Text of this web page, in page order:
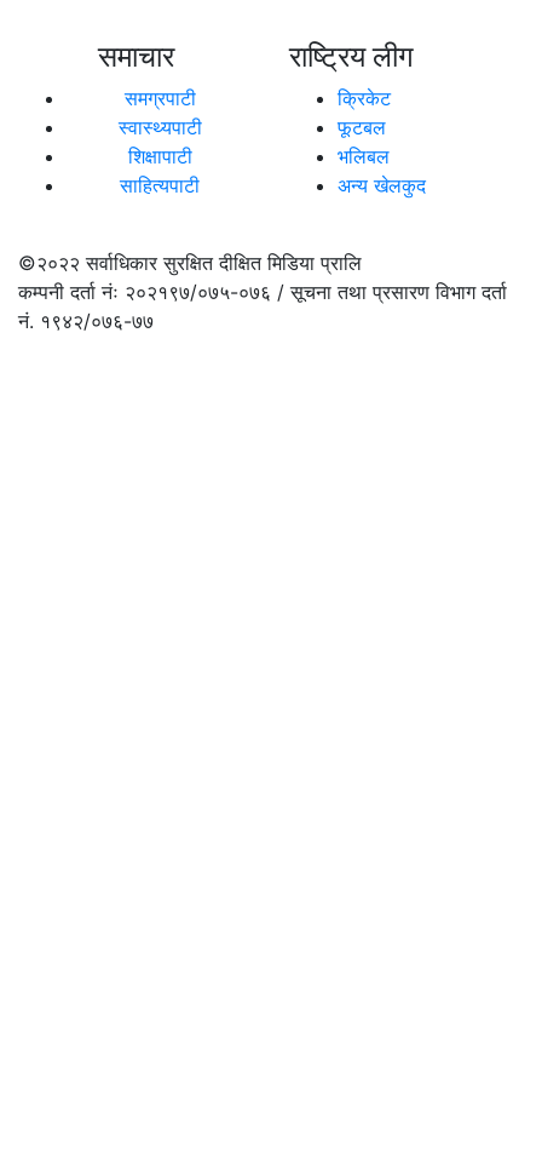
समाचार
समग्रपाटी
स्वास्थ्यपाटी
शिक्षापाटी
साहित्यपाटी
राष्ट्रिय लीग
क्रिकेट
फूटबल
भलिबल
अन्य खेलकुद
©२०२२सर्वाधिकार सुरक्षित दीक्षित मिडिया प्रालि
कम्पनी दर्ता नंः २०२१९७/०७५-०७६ / सूचना तथा प्रसारण विभाग दर्ता
नं. १९४२/०७६-७७